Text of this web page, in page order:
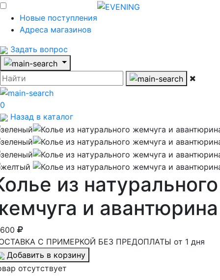
Новые поступления
Адреса магазинов
Задать вопрос
0
Назад в каталог
из натурального
и авантюрина
С ПРИМЕРКОЙ БЕЗ ПРЕДОПЛАТЫ от 1 дня
Добавить в корзину
отсутствует